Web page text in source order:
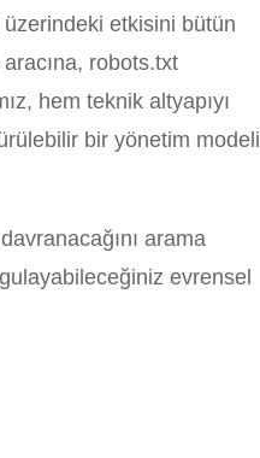
etkisini bütün
robots.txt
hem teknik altyapıyı
bir yönetim modeli
arama
evrensel